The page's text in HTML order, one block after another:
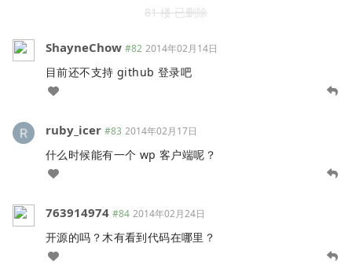
81 楼 已删除
ShayneChow #82 2014年02月14日
目前还不支持 github 登录吧
ruby_icer #83 2014年02月17日
什么时候能有一个 wp 客户端呢？
763914974 #84 2014年02月24日
开源的吗？木有看到代码在哪里？